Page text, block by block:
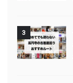
3